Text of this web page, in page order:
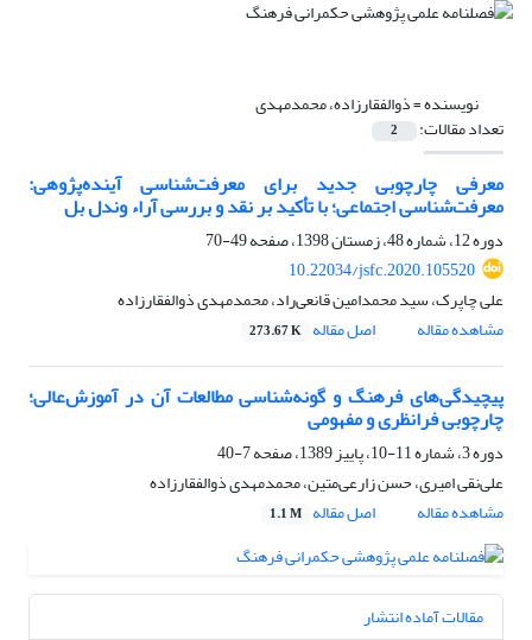
نویسنده =ذوالفقارزاده، محمدمهدی
تعداد مقالات: 2
معرفی چارچوبی جدید برای معرفت‌شناسی آینده‌پژوهی:
معرفت‌شناسی اجتماعی؛ با تأکید بر نقد و بررسی آراء وندل بل
دوره 12، شماره 48، زمستان 1398، صفحه
49-70
10.22034/jsfc.2020.105520
علی چاپرک، سید محمدامین قانعی‌راد، محمدمهدی ذوالفقارزاده
مشاهده مقاله
اصل مقاله 273.67 K
پیچیدگی‌‌های فرهنگ و گونه‌شناسی مطالعات آن در آموزش‌عالی؛
چارچوبی فرانظری و مفهومی
دوره 3، شماره 11-10، پاییز 1389، صفحه
7-40
علی‌نقی امیری، حسن زارعی‌‌متین، محمدمهدی ذوالفقارزاده
مشاهده مقاله
اصل مقاله 1.1 M
مقالات آماده انتشار